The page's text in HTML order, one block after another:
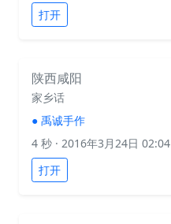
打开
陕西咸阳
家乡话
● 禹诚手作
4 秒 · 2016年3月24日 02:04
打开